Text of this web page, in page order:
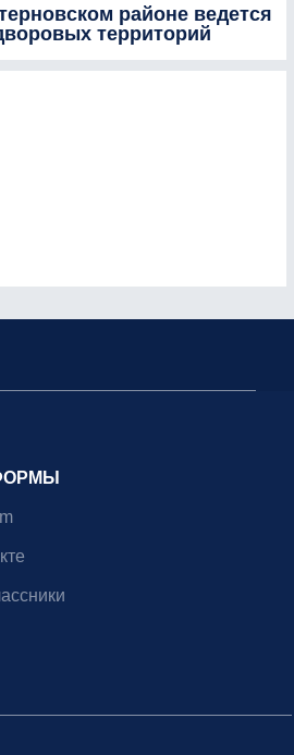
районе ведется
территорий